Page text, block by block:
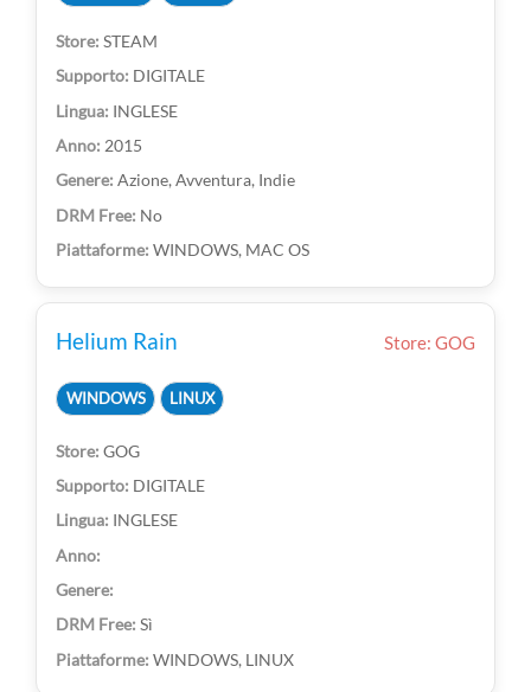
STEAM
DIGITALE
INGLESE
2015
Azione, Avventura, Indie
No
WINDOWS, MAC OS
Helium Rain Store: GOG
WINDOWS LINUX
GOG
DIGITALE
INGLESE
Sì
WINDOWS, LINUX